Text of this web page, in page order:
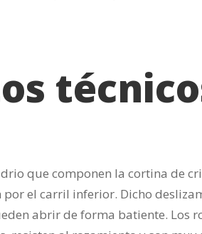
que componen la cortina de
por el carril inferior. Dicho
abrir de forma batiente. Los